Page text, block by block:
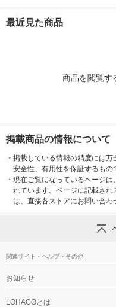
保存液
最近見た商品
商品を閲覧す
掲載商品の情報について
・ 掲載している情報の精度には万
安全性、有用性を保証するもの
・ 現在ご覧になっているページ
れています。ページに記載さ
は、直接各ストアにお問い合わ
関連サイト・ヘルプ・その他
お知らせ
LOHACOとは